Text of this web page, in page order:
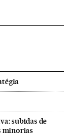
subidas de
minorias